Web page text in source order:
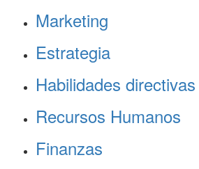
Marketing
Estrategia
Habilidades directivas
Recursos Humanos
Finanzas